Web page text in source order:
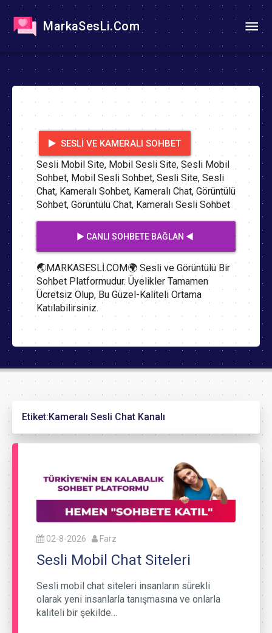
MarkaSesLi.Com
SESLI VE KAMERALI SOHBET
Sesli Mobil Site, Mobil Sesli Site, Sesli Mobil
Sohbet, Mobil Sesli Sohbet, Sesli Site, Sesli
Chat, Kameralı Sohbet, Kameralı Chat, Görüntülü
Sohbet, Görüntülü Chat, Kameralı Sesli Sohbet
▶️ CANLI SOHBETE BAĞLAN ◀️
🌏MARKASESLİ.COM🌍 Sesli ve Görüntülü Bir
Sohbet Platformudur. Üyelikler Tamamen
Ücretsiz Olup, Bu Güzel-Kaliteli Ortama
Katılabilirsiniz.
Etiket:Kameralı Sesli Chat Kanalı
02-8-2026 Farz
Sesli Mobil Chat Siteleri
Sesli mobil chat siteleri insanların sürekli
olarak yeni insanlarla tanışmasına ve onlarla
kaliteli bir şekilde…